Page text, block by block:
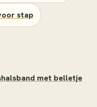
stap
met belletje